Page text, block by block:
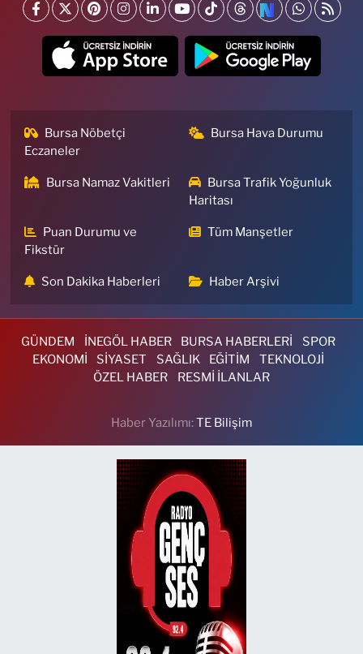
Bursa Nöbetçi
Eczaneler
Bursa Hava Durumu
Bursa Namaz Vakitleri
Bursa Trafik Yoğunluk
Haritası
Puan Durumu ve
Fikstür
Tüm Manşetler
Son Dakika Haberleri Haber Arşivi
GÜNDEM İNEGÖL HABER BURSA HABERLERİ
SPOR
EKONOMİ
SİYASET SAĞLIK EĞİTİM
TEKNOLOJİ
ÖZEL HABER
RESMİ İLANLAR
Haber Yazılımı:TE Bilişim